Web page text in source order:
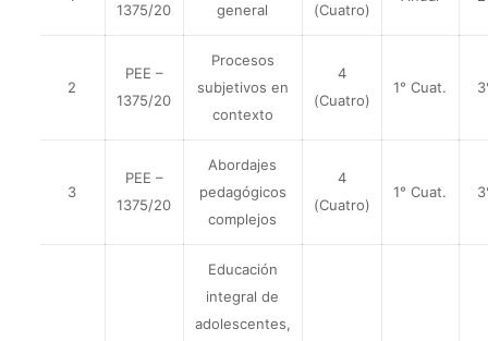
1375/20
general
(Cuatro)
2
PEE –
1375/20
Procesos
subjetivos en
contexto
4
(Cuatro)
1° Cuat.
3
PEE –
1375/20
Abordajes
pedagógicos
complejos
4
(Cuatro)
1° Cuat.
Educación
integral de
adolescentes,